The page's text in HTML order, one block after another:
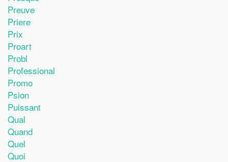
Preuve
Priere
Prix
Proart
Probl
Professional
Promo
Psion
Puissant
Qual
Quand
Quel
Quoi